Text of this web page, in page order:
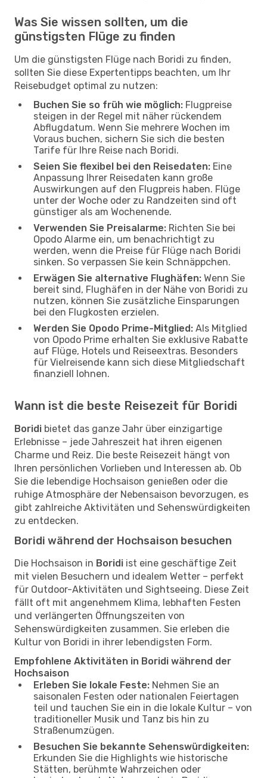
Was Sie wissen sollten, um die
günstigsten Flüge zu finden
Um die günstigsten Flüge nach Boridi zu finden,
sollten Sie diese Expertentipps beachten, um Ihr
Reisebudget optimal zu nutzen:
Buchen Sie so früh wie möglich: Flugpreise
steigen in der Regel mit näher rückendem
Abflugdatum. Wenn Sie mehrere Wochen im
Voraus buchen, sichern Sie sich die besten
Tarife für Ihre Reise nach Boridi.
Seien Sie flexibel bei den Reisedaten: Eine
Anpassung Ihrer Reisedaten kann große
Auswirkungen auf den Flugpreis haben. Flüge
unter der Woche oder zu Randzeiten sind oft
günstiger als am Wochenende.
Verwenden Sie Preisalarme: Richten Sie bei
Opodo Alarme ein, um benachrichtigt zu
werden, wenn die Preise für Flüge nach Boridi
sinken. So verpassen Sie kein Schnäppchen.
Erwägen Sie alternative Flughäfen: Wenn Sie
bereit sind, Flughäfen in der Nähe von Boridi zu
nutzen, können Sie zusätzliche Einsparungen
bei den Flugkosten erzielen.
Werden Sie Opodo Prime-Mitglied: Als Mitglied
von Opodo Prime erhalten Sie exklusive Rabatte
auf Flüge, Hotels und Reiseextras. Besonders
für Vielreisende kann sich diese Mitgliedschaft
finanziell lohnen.
Wann ist die beste Reisezeit für Boridi
Boridi bietet das ganze Jahr über einzigartige
Erlebnisse – jede Jahreszeit hat ihren eigenen
Charme und Reiz. Die beste Reisezeit hängt von
Ihren persönlichen Vorlieben und Interessen ab. Ob
Sie die lebendige Hochsaison genießen oder die
ruhige Atmosphäre der Nebensaison bevorzugen, es
gibt zahlreiche Aktivitäten und Sehenswürdigkeiten
zu entdecken.
Boridi während der Hochsaison besuchen
Die Hochsaison in Boridi ist eine geschäftige Zeit
mit vielen Besuchern und idealem Wetter – perfekt
für Outdoor-Aktivitäten und Sightseeing. Diese Zeit
fällt oft mit angenehmem Klima, lebhaften Festen
und verlängerten Öffnungszeiten von
Sehenswürdigkeiten zusammen. Sie erleben die
Kultur von Boridi in ihrer lebendigsten Form.
Empfohlene Aktivitäten in Boridi während der
Hochsaison
Erleben Sie lokale Feste: Nehmen Sie an
saisonalen Festen oder nationalen Feiertagen
teil und tauchen Sie ein in die lokale Kultur – von
traditioneller Musik und Tanz bis hin zu
Straßenumzügen.
Besuchen Sie bekannte Sehenswürdigkeiten:
Erkunden Sie die Highlights wie historische
Stätten, berühmte Wahrzeichen oder